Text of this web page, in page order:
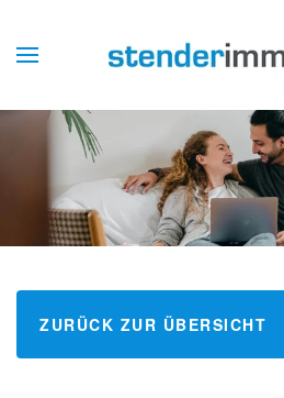
ZURÜCK ZUR ÜBERSICHT